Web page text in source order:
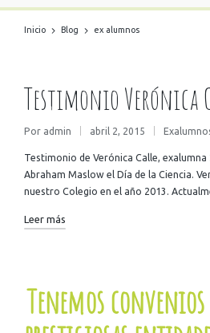
Inicio Blog ex alumnos
Testimonio Verónica
Por admin abril 2, 2015
Testimonio de Verónica Calle,
Abraham Maslow el Día de la Ciencia.
nuestro Colegio en el año 2013.
Leer más
Tenemos